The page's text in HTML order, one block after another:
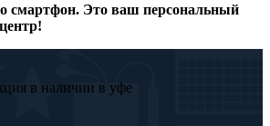
смартфон. Это ваш персональный
в наличии в уфе